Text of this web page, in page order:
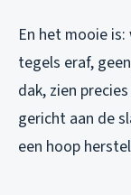
En het mooie
tegels eraf,
dak, zien
gericht aan de
een hoop